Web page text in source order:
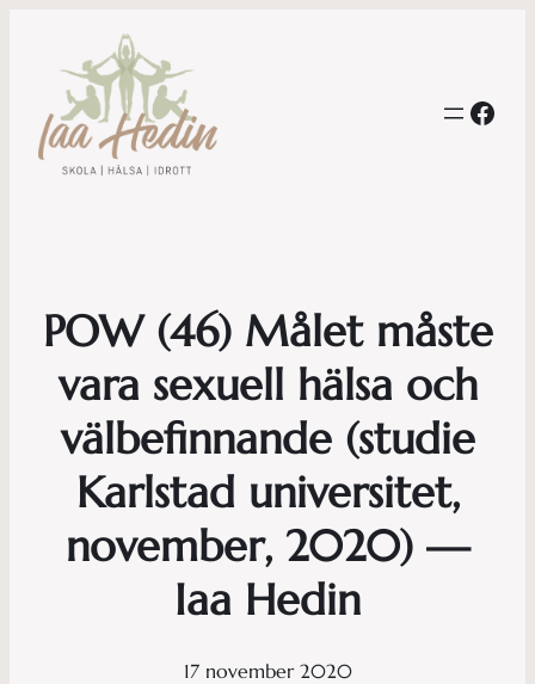
POW (46) Målet måste
vara sexuell hälsa och
välbefinnande (studie
Karlstad universitet,
november, 2020) —
Iaa Hedin
17 november 2020